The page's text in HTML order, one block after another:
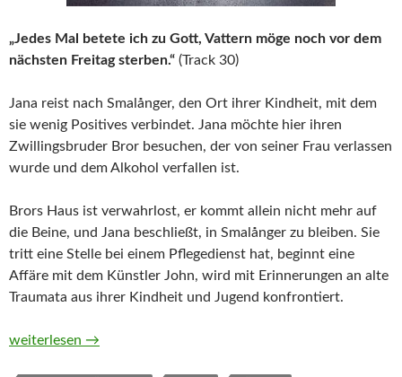
„Jedes Mal betete ich zu Gott, Vattern möge noch vor dem
nächsten Freitag sterben.“ (Track 30)
Jana reist nach Smalånger, den Ort ihrer Kindheit, mit dem
sie wenig Positives verbindet. Jana möchte hier ihren
Zwillingsbruder Bror besuchen, der von seiner Frau verlassen
wurde und dem Alkohol verfallen ist.
Brors Haus ist verwahrlost, er kommt allein nicht mehr auf
die Beine, und Jana beschließt, in Smalånger zu bleiben. Sie
tritt eine Stelle bei einem Pflegedienst hat, beginnt eine
Affäre mit dem Künstler John, wird mit Erinnerungen an alte
Traumata aus ihrer Kindheit und Jugend konfrontiert.
Mein Bruder von Karin Smirnoff (Hörbuch)
weiterlesen →